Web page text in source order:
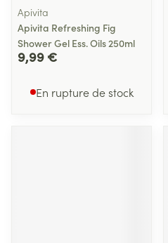
Apivita
Apivita Refreshing Fig
Shower Gel Ess. Oils 250ml
9,99 €
En rupture de stock